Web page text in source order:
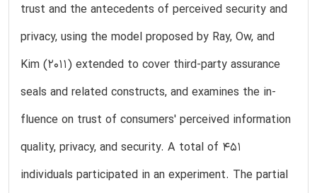
trust and the antecedents of perceived security and
privacy, using the model proposed by Ray, Ow, and
Kim (2011) extended to cover third-party assurance
seals and related constructs, and examines the in-
fluence on trust of consumers' perceived information
quality, privacy, and security. A total of 451
individuals participated in an experiment. The partial